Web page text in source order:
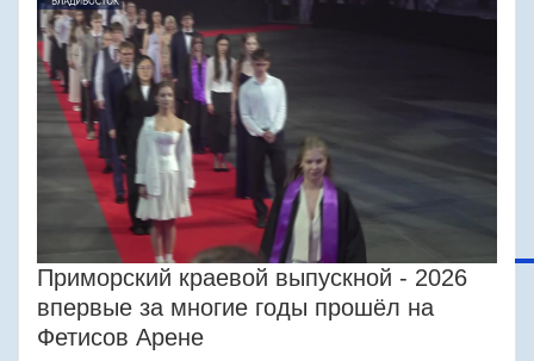
Приморский краевой выпускной - 2026
впервые за многие годы прошёл на
Фетисов Арене